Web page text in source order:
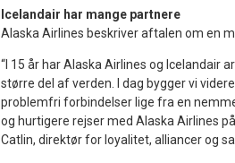
Icelandair har mange partnere
Alaska Airlines beskriver aftalen om en
“I 15 år har Alaska Airlines og
større del af verden. I dag bygger vi
problemfri forbindelser lige fra en
og hurtigere rejser med Alaska Airlines
Catlin, direktør for loyalitet, alliancer og